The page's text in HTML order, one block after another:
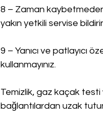
8 – Zaman
yakın yetkili servise
9 – Yanıcı ve patlayıcı
kullanmayınız.
Temizlik, gaz kaçak testi
bağlantılardan uzak